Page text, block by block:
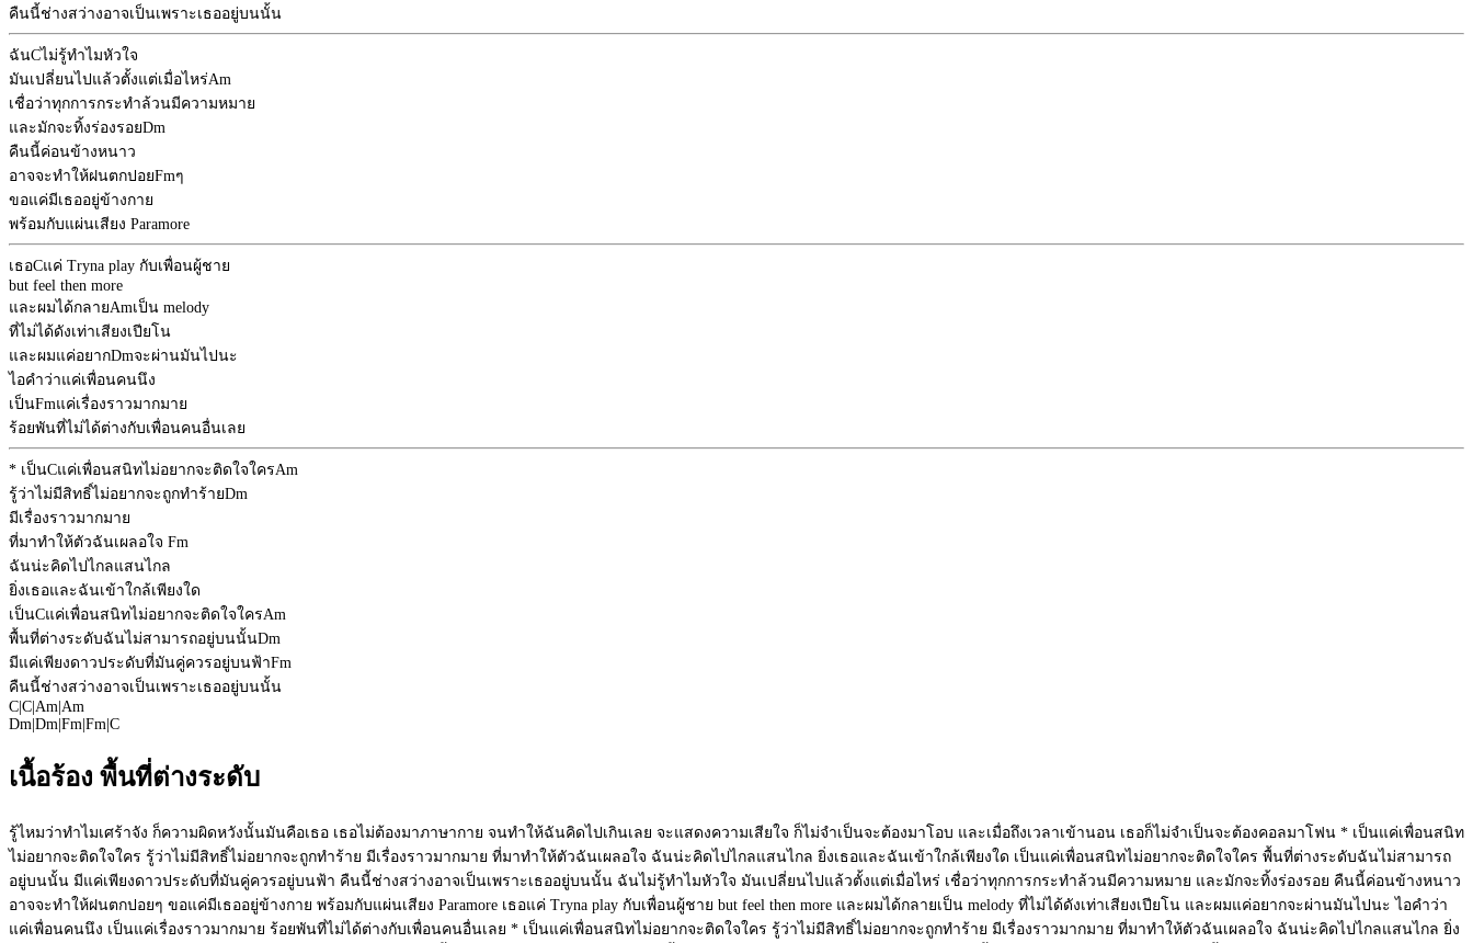
คืนนี้ช่างสว่างอาจเป็นเพราะเธออยู่บนนั้น
ฉันCไม่รู้ทำไมหัวใจ
มันเปลี่ยนไปแล้วตั้งแต่เมื่อไหร่Am
เชื่อว่าทุกการกระทำล้วนมีความหมาย
และมักจะทิ้งร่องรอยDm
คืนนี้ค่อนข้างหนาว
อาจจะทำให้ฝนตกปอยFmๆ
ขอแค่มีเธออยู่ข้างกาย
พร้อมกับแผ่นเสียง Paramore
เธอCแค่ Tryna play กับเพื่อนผู้ชาย
but feel then more
และผมได้กลายAmเป็น melody
ที่ไม่ได้ดังเท่าเสียงเปียโน
และผมแค่อยากDmจะผ่านมันไปนะ
ไอคำว่าแค่เพื่อนคนนึง
เป็นFmแค่เรื่องราวมากมาย
ร้อยพันที่ไม่ได้ต่างกับเพื่อนคนอื่นเลย
* เป็นCแค่เพื่อนสนิทไม่อยากจะติดใจใครAm
รู้ว่าไม่มีสิทธิ์ไม่อยากจะถูกทำร้ายDm
มีเรื่องราวมากมาย
ที่มาทำให้ตัวฉันเผลอใจ Fm
ฉันน่ะคิดไปไกลแสนไกล
ยิ่งเธอและฉันเข้าใกล้เพียงใด
เป็นCแค่เพื่อนสนิทไม่อยากจะติดใจใครAm
พื้นที่ต่างระดับฉันไม่สามารถอยู่บนนั้นDm
มีแค่เพียงดาวประดับที่มันคู่ควรอยู่บนฟ้าFm
คืนนี้ช่างสว่างอาจเป็นเพราะเธออยู่บนนั้น
C C Am Am
Dm Dm Fm Fm C
เนื้อร้อง พื้นที่ต่างระดับ
รู้ไหมว่าทำไมเศร้าจัง ก็ความผิดหวังนั้นมันคือเธอ เธอไม่ต้องมาภาษากาย จนทำให้ฉันคิดไปเกินเลย จะแสดงความเสียใจ ก็ไม่จำเป็นจะต้องมาโอบ และเมื่อถึงเวลาเข้านอน เธอก็ไม่จำเป็นจะต้องคอลมาโฟน * เป็นแค่เพื่อนสนิท
ไม่อยากจะติดใจใคร รู้ว่าไม่มีสิทธิ์ไม่อยากจะถูกทำร้าย มีเรื่องราวมากมาย ที่มาทำให้ตัวฉันเผลอใจ ฉันน่ะคิดไปไกลแสนไกล ยิ่งเธอและฉันเข้าใกล้เพียงใด เป็นแค่เพื่อนสนิทไม่อยากจะติดใจใคร พื้นที่ต่างระดับฉันไม่สามารถ
อยู่บนนั้น มีแค่เพียงดาวประดับที่มันคู่ควรอยู่บนฟ้า คืนนี้ช่างสว่างอาจเป็นเพราะเธออยู่บนนั้น ฉันไม่รู้ทำไมหัวใจ มันเปลี่ยนไปแล้วตั้งแต่เมื่อไหร่ เชื่อว่าทุกการกระทำล้วนมีความหมาย และมักจะทิ้งร่องรอย คืนนี้ค่อนข้างหนาว
อาจจะทำให้ฝนตกปอยๆ ขอแค่มีเธออยู่ข้างกาย พร้อมกับแผ่นเสียง Paramore เธอแค่ Tryna play กับเพื่อนผู้ชาย but feel then more และผมได้กลายเป็น melody ที่ไม่ได้ดังเท่าเสียงเปียโน และผมแค่อยากจะผ่านมันไปนะ ไอคำว่า
แค่เพื่อนคนนึง เป็นแค่เรื่องราวมากมาย ร้อยพันที่ไม่ได้ต่างกับเพื่อนคนอื่นเลย * เป็นแค่เพื่อนสนิทไม่อยากจะติดใจใคร รู้ว่าไม่มีสิทธิ์ไม่อยากจะถูกทำร้าย มีเรื่องราวมากมาย ที่มาทำให้ตัวฉันเผลอใจ ฉันน่ะคิดไปไกลแสนไกล ยิ่ง